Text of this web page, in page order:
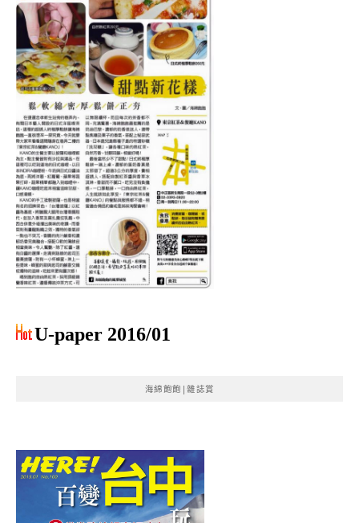
U-paper 2016/01
海綿飽飽|雜誌賞